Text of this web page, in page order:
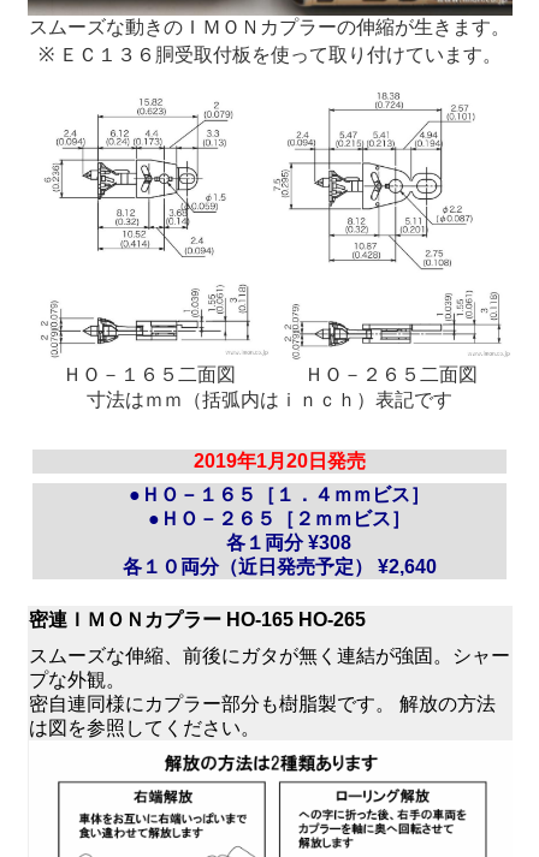
スムーズな動きのＩＭＯＮカプラーの伸縮が生きます。
※ ＥＣ１３６胴受取付板を使って取り付けています。
ＨＯ－１６５二面図
ＨＯ－２６５二面図
寸法はｍｍ（括弧内はｉｎｃｈ）表記です
2019年1月20日発売
●ＨＯ－１６５［１．４ｍｍビス］
●ＨＯ－２６５［２ｍｍビス］
各１両分 ¥308
各１０両分（近日発売予定） ¥2,640
密連ＩＭＯＮカプラー HO-165 HO-265
スムーズな伸縮、前後にガタが無く連結が強固。シャー
プな外観。
密自連同様にカプラー部分も樹脂製です。 解放の方法
は図を参照してください。